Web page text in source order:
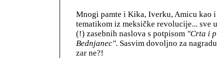
Mnogi pamte i Kika, Iverku, Amicu kao
tematikom iz meksičke revolucije... sve
(!) zasebnih naslova s potpisom "Crta i
Bednjanec". Sasvim dovoljno za
zar ne?!